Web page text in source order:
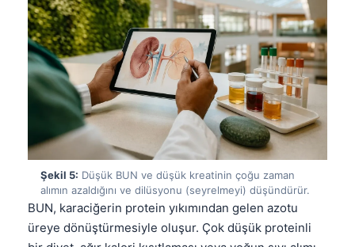
Şekil 5: Düşük BUN ve düşük kreatinin çoğu zaman
alımın azaldığını ve dilüsyonu (seyrelmeyi) düşündürür.
BUN, karaciğerin protein yıkımından gelen azotu
üreye dönüştürmesiyle oluşur. Çok düşük proteinli